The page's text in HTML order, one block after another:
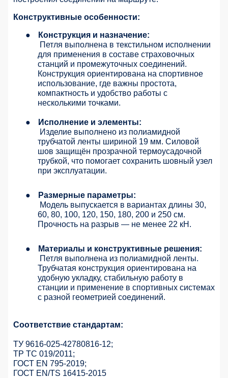
Конструктивные особенности:
●
Конструкция и назначение:
Петля выполнена в текстильном исполнении
для применения в составе страховочных
станций и промежуточных соединений.
Конструкция ориентирована на спортивное
использование, где важны простота,
компактность и удобство работы с
несколькими точками.
●
Исполнение и элементы:
Изделие выполнено из полиамидной
трубчатой ленты шириной 19 мм. Силовой
шов защищён прозрачной термоусадочной
трубкой, что помогает сохранить шовный узел
при эксплуатации.
●
Размерные параметры:
Модель выпускается в вариантах длины 30,
60, 80, 100, 120, 150, 180, 200 и 250 см.
Прочность на разрыв — не менее 22 кН.
●
Материалы и конструктивные решения:
Петля выполнена из полиамидной ленты.
Трубчатая конструкция ориентирована на
удобную укладку, стабильную работу в
станции и применение в спортивных системах
с разной геометрией соединений.
Соответствие стандартам:
ТУ 9616-025-42780816-12;
ТР ТС 019/2011;
ГОСТ ЕN 795-2019;
ГОСТ EN/TS 16415-2015